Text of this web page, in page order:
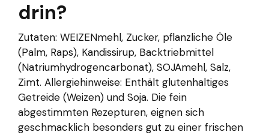
drin?
Zutaten: WEIZENmehl, Zucker, pflanzliche Öle
(Palm, Raps), Kandissirup, Backtriebmittel
(Natriumhydrogencarbonat), SOJAmehl, Salz,
Zimt. Allergiehinweise: Enthält glutenhaltiges
Getreide (Weizen) und Soja. Die fein
abgestimmten Rezepturen, eignen sich
geschmacklich besonders gut zu einer frischen